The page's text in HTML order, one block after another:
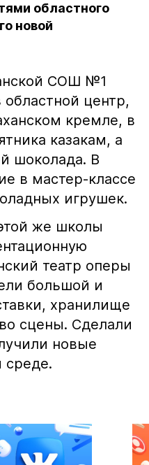
областного
новой
СОШ №1
центр,
кремле, в
казакам, а
шоколада. В
в мастер-классе
игрушек.
же школы
театр оперы
большой и
хранилище
сцены. Сделали
новые
среде.